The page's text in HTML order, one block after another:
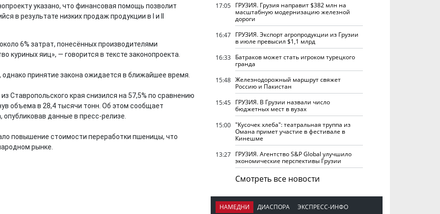
указано, что финансовая помощь позволит
в результате низких продаж продукции в I и II
6% затрат, понесённых производителями
куриных яиц», — говорится в тексте законопроекта.
принятие закона ожидается в ближайшее время.
Ставропольского края снизился на 57,5% по сравнению
объема в 28,4 тысячи тонн. Об этом сообщает
данные в пресс-релизе.
повышение стоимости переработки пшеницы, что
рынке.
17:05 ГРУЗИЯ. Грузия направит $382 млн на
масштабную модернизацию железной
дороги
16:47 ГРУЗИЯ. Экспорт агропродукции из Грузии
в июле превысил $1,1 млрд
16:33 Батраков может стать игроком турецкого
гранда
15:48 Железнодорожный маршрут свяжет
Россию и Пакистан
15:45 ГРУЗИЯ. В Грузии назвали число
бюджетных мест в вузах
15:00 "Кусочек хлеба": театральная труппа из
Омана примет участие в фестивале в
Кинешме
13:27 ГРУЗИЯ. Агентство S&P Global улучшило
экономические перспективы Грузии
Смотреть все новости
НАМЕДНИ ДИАСПОРА ЭКСПРЕСС-ИНФО